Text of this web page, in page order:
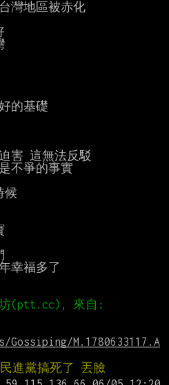
灣地區被赤化
的基礎
害 這無法反駁
不爭的事實
候
幸福多了
(ptt.cc), 來自:
M.1780633117.A
進黨搞死了 丟臉